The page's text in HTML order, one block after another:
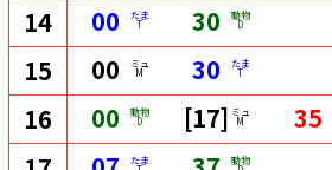
14 00 たま
T 30 動物
D
15 00 ミュ
M 30 たま
T
16 00 動物
D [17] ミュ
M 35
たま 動物